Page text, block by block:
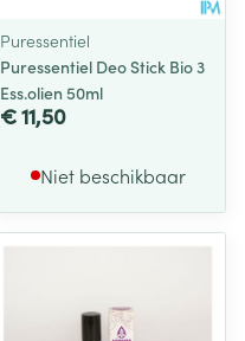
Puressentiel
Puressentiel Deo Stick Bio 3
Ess.olien 50ml
€ 11,50
Niet beschikbaar